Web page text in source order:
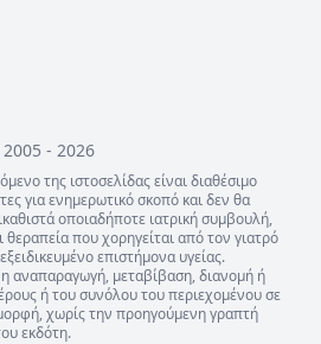
- 2026
της ιστοσελίδας είναι διαθέσιμο
για ενημερωτικό σκοπό και δεν θα
οποιαδήποτε ιατρική συμβουλή,
θεραπεία που χορηγείται από τον γιατρό
επιστήμονα υγείας.
αναπαραγωγή, μεταβίβαση, διανομή ή
ή του συνόλου του περιεχομένου σε
χωρίς την προηγούμενη γραπτή
εκδότη.